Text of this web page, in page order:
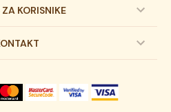
torte
torte
klasici
ZA KORISNIKE
na newsletter
robe
Novosti